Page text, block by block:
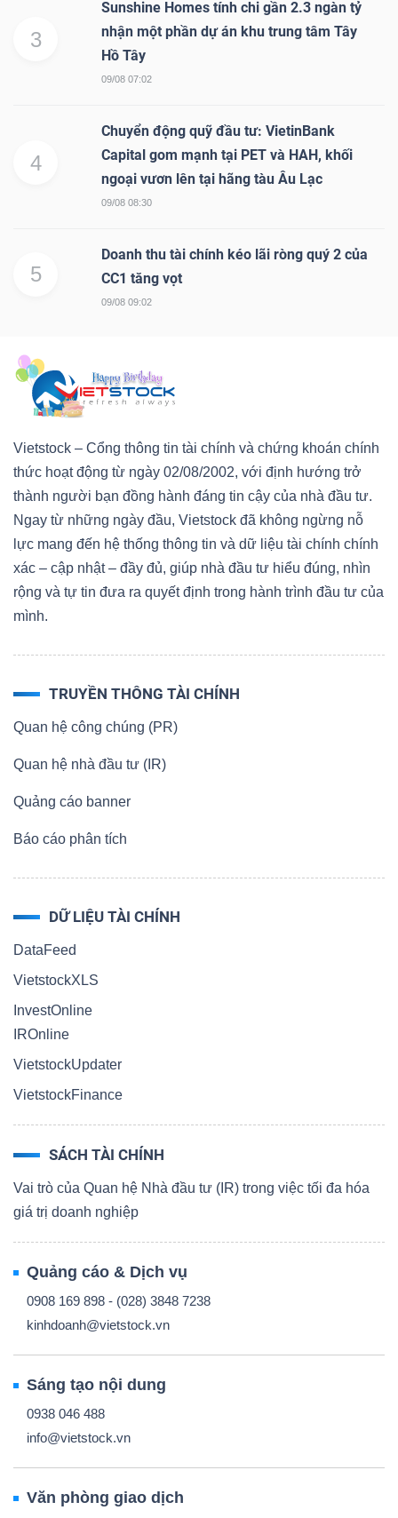
3
Sunshine Homes tính chi gần 2.3 ngàn tỷ
nhận một phần dự án khu trung tâm Tây
Hồ Tây
09/08 07:02
4
Chuyển động quỹ đầu tư: VietinBank
Capital gom mạnh tại PET và HAH, khối
ngoại vươn lên tại hãng tàu Âu Lạc
09/08 08:30
5
Doanh thu tài chính kéo lãi ròng quý 2 của
CC1 tăng vọt
09/08 09:02
Vietstock – Cổng thông tin tài chính và chứng khoán chính
thức hoạt động từ ngày 02/08/2002, với định hướng trở
thành người bạn đồng hành đáng tin cậy của nhà đầu tư.
Ngay từ những ngày đầu, Vietstock đã không ngừng nỗ
lực mang đến hệ thống thông tin và dữ liệu tài chính chính
xác – cập nhật – đầy đủ, giúp nhà đầu tư hiểu đúng, nhìn
rộng và tự tin đưa ra quyết định trong hành trình đầu tư của
mình.
TRUYỀN THÔNG TÀI CHÍNH
Quan hệ công chúng (PR)
Quan hệ nhà đầu tư (IR)
Quảng cáo banner
Báo cáo phân tích
DỮ LIỆU TÀI CHÍNH
DataFeed
VietstockXLS
InvestOnline
IROnline
VietstockUpdater
VietstockFinance
SÁCH TÀI CHÍNH
Vai trò của Quan hệ Nhà đầu tư (IR) trong việc tối đa hóa
giá trị doanh nghiệp
Quảng cáo & Dịch vụ
0908 169 898 - (028) 3848 7238
kinhdoanh@vietstock.vn
Sáng tạo nội dung
0938 046 488
info@vietstock.vn
Văn phòng giao dịch